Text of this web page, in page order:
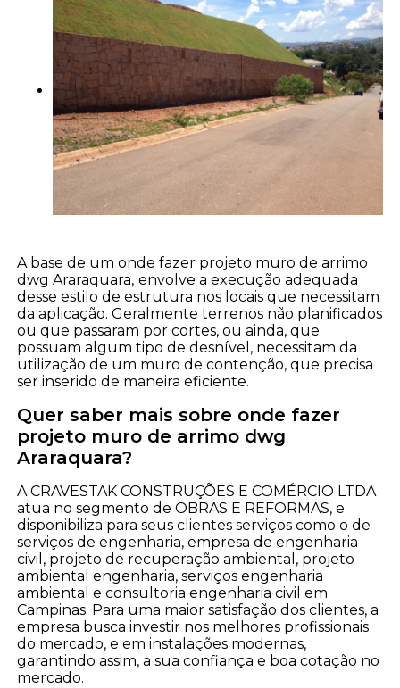
A base de um onde fazer projeto muro de arrimo
dwg Araraquara, envolve a execução adequada
desse estilo de estrutura nos locais que necessitam
da aplicação. Geralmente terrenos não planificados
ou que passaram por cortes, ou ainda, que
possuam algum tipo de desnível, necessitam da
utilização de um muro de contenção, que precisa
ser inserido de maneira eficiente.
Quer saber mais sobre onde fazer
projeto muro de arrimo dwg
Araraquara?
A CRAVESTAK CONSTRUÇÕES E COMÉRCIO LTDA
atua no segmento de OBRAS E REFORMAS, e
disponibiliza para seus clientes serviços como o de
serviços de engenharia, empresa de engenharia
civil, projeto de recuperação ambiental, projeto
ambiental engenharia, serviços engenharia
ambiental e consultoria engenharia civil em
Campinas. Para uma maior satisfação dos clientes, a
empresa busca investir nos melhores profissionais
do mercado, e em instalações modernas,
garantindo assim, a sua confiança e boa cotação no
mercado.